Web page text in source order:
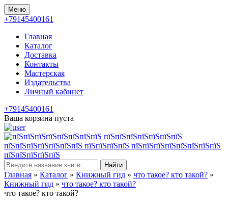
Меню
+79145400161
Главная
Каталог
Доставка
Контакты
Мастерская
Издательства
Личный кабинет
+79145400161
Ваша корзина пуста
Найти
Главная » Каталог » Книжный гид » что такое? кто такой? »
Книжный гид » что такое? кто такой?
что такое? кто такой?